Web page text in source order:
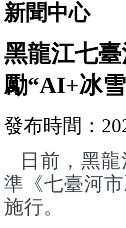
新聞中心
黑龍江七
勵“AI+冰
發布時間：
日前，黑
準《七臺河
施行。